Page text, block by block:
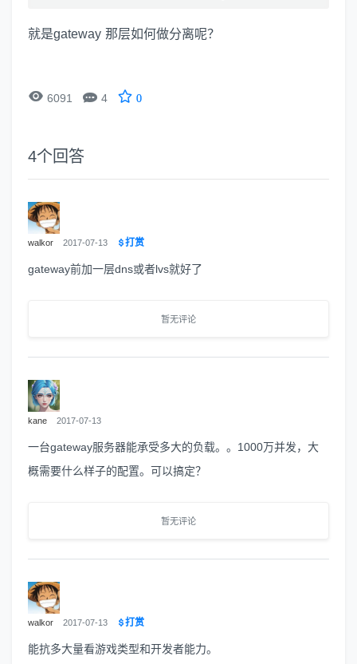
就是gateway 那层如何做分离呢？
 6091  4 0
4个回答
walkor 2017-07-13 打赏
gateway前加一层dns或者lvs就好了
暂无评论
kane 2017-07-13
一台gateway服务器能承受多大的负载。。1000万并发，大
概需要什么样子的配置。可以搞定？
暂无评论
walkor 2017-07-13 打赏
能抗多大量看游戏类型和开发者能力。